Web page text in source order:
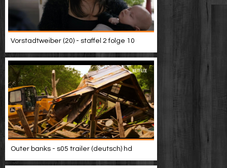
Vorstadtweiber (20) - staffel 2 folge 10
Outer banks - s05 trailer (deutsch) hd